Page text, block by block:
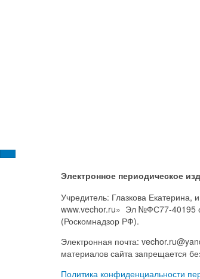
Электронное периодическое
Учредитель: Глазкова Екатерина,
www.vechor.ru» Эл №ФС77-40195
(Роскомнадзор РФ).
Электронная почта:
материалов сайта запрещается
Политика конфиденциальности